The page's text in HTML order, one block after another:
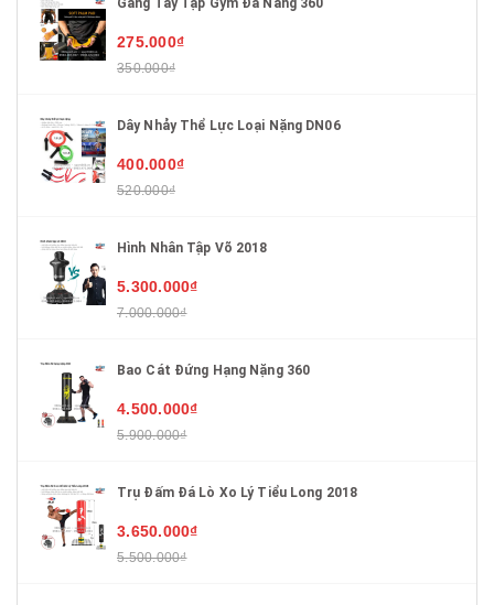
275.000₫
350.000₫
Dây Nhảy Thể Lực Loại Nặng DN06
400.000₫
520.000₫
Hình Nhân Tập Võ 2018
5.300.000₫
7.000.000₫
Bao Cát Đứng Hạng Nặng 360
4.500.000₫
5.900.000₫
Trụ Đấm Đá Lò Xo Lý Tiểu Long 2018
3.650.000₫
5.500.000₫